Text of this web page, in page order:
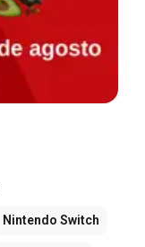
Nintendo Switch